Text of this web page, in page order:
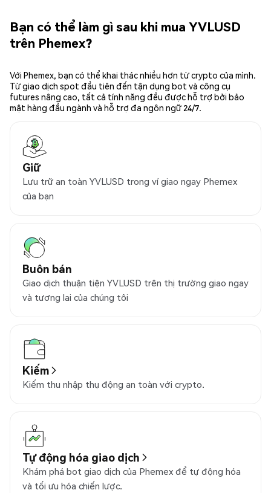
Bạn có thể làm gì sau khi mua YVLUSD
trên Phemex?
Với Phemex, bạn có thể khai thác nhiều hơn từ crypto của mình.
Từ giao dịch spot đầu tiên đến tận dụng bot và công cụ
futures nâng cao, tất cả tính năng đều được hỗ trợ bởi bảo
mật hàng đầu ngành và hỗ trợ đa ngôn ngữ 24/7.
Giữ
Lưu trữ an toàn YVLUSD trong ví giao ngay Phemex
của bạn
Buôn bán
Giao dịch thuận tiện YVLUSD trên thị trường giao ngay
và tương lai của chúng tôi
Kiếm
Kiếm thu nhập thụ động an toàn với crypto.
Tự động hóa giao dịch
Khám phá bot giao dịch của Phemex để tự động hóa
và tối ưu hóa chiến lược.